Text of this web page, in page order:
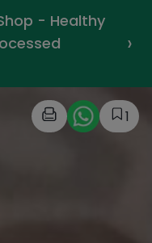
- Healthy
›
1